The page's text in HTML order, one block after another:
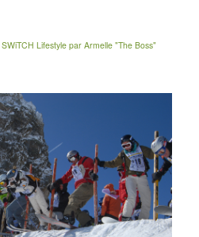
SWiTCH Lifestyle par Armelle "The Boss"